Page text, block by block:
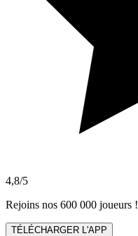
4,8/5
Rejoins nos 600 000 joueurs !
TÉLÉCHARGER L'APP